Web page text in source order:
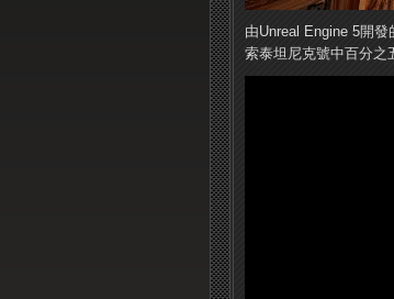
由Unreal Engine 5開
索泰坦尼克號中百分之